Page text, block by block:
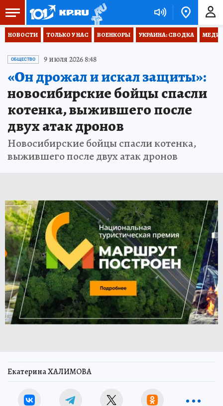
НОВОСТИ ТОЛЬКО У НАС ВОЕНКОРЫ УКРАИНА: СВОДКА
ОБЩЕСТВО 9 июля 2026 8:48
«Он дрожал и искал защиты»:
новосибирские бойцы спасли
котенка, выжившего после
двух атак дронов
Новосибирские бойцы спасли котенка,
выжившего после двух атак дронов
Екатерина ХАЛИМОВА